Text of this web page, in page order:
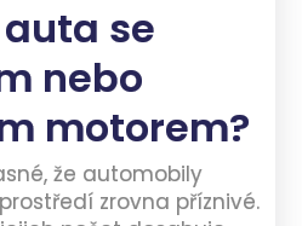
se
nebo
motorem?
že automobily
zrovna příznivé.